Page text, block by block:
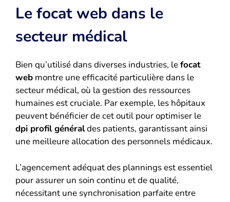
Le focat web dans le
secteur médical
Bien qu’utilisé dans diverses industries, lefocat
web montre une efficacité particulière dans le
secteur médical, où la gestion des ressources
humaines est cruciale. Par exemple, les hôpitaux
peuvent bénéficier de cet outil pour optimiser le
dpi profil généraldes patients, garantissant ainsi
une meilleure allocation des personnels médicaux.
L’agencement adéquat des plannings est essentiel
pour assurer un soin continu et de qualité,
nécessitant une synchronisation parfaite entre